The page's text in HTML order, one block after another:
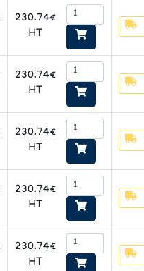
230.74€
HT
230.74€
HT
230.74€
HT
230.74€
HT
230.74€
HT